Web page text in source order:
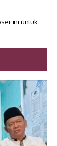
ini untuk